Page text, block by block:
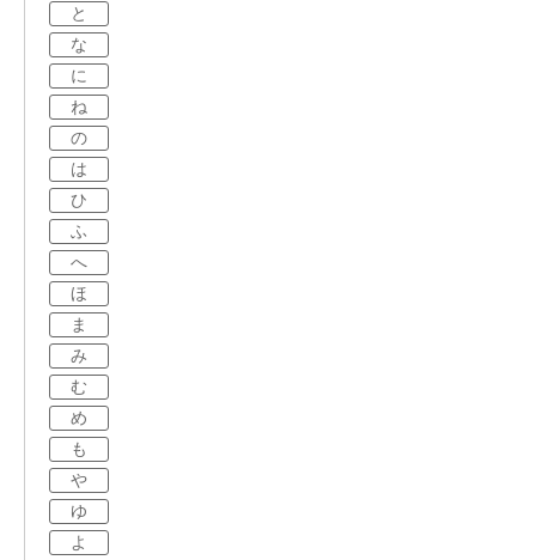
と
な
に
ね
の
は
ひ
ふ
へ
ほ
ま
み
む
め
も
や
ゆ
よ